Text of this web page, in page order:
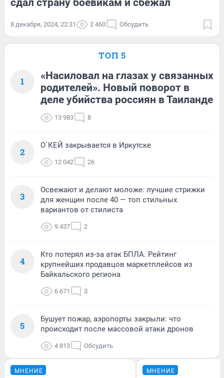
сдал страну боевикам и сбежал
8 декабря, 2024, 22:31 2 460 Обсудить
ТОП 5
1
«Насиловал на глазах у связанных
родителей». Новый поворот в
деле убийства россиян в Таиланде
13 983 8
2
О`КЕЙ закрывается в Иркутске
12 042 26
3
Освежают и делают моложе: лучшие стрижки
для женщин после 40 — топ стильных
вариантов от стилиста
9 437 2
4
Кто потерял из-за атак БПЛА. Рейтинг
крупнейших продавцов маркетплейсов из
Байкальского региона
6 671 3
5
Бушует пожар, аэропорты закрыли: что
происходит после массовой атаки дронов
4 813 Обсудить
МНЕНИЕ МНЕНИЕ